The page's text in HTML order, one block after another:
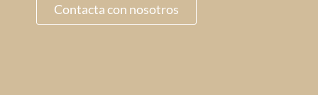
Contacta con nosotros